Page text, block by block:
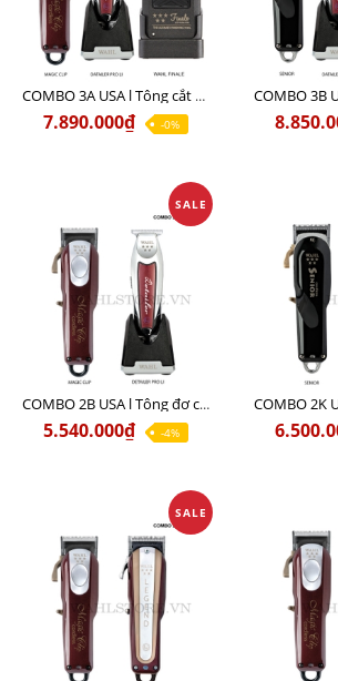
COMBO 3A USA l Tông cắt MAGIC + Tông viền DETAILER PRO LI + Cạo khô FINALE
7.890.000₫ -0%
SALE
COMBO 2B USA l Tông đơ cắt Magic clip Red + Tông đơ viền Detailer Pro Li
5.540.000₫ -4%
SALE